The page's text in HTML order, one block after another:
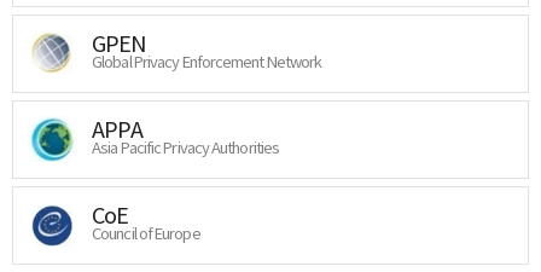
GPEN
Global Privacy Enforcement Network
APPA
Asia Pacific Privacy Authorities
CoE
Council of Europe